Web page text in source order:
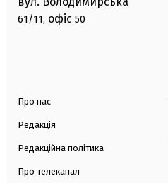
61/11, офіс 50
Про нас
Редакція
Редакційна політика
Про телеканал